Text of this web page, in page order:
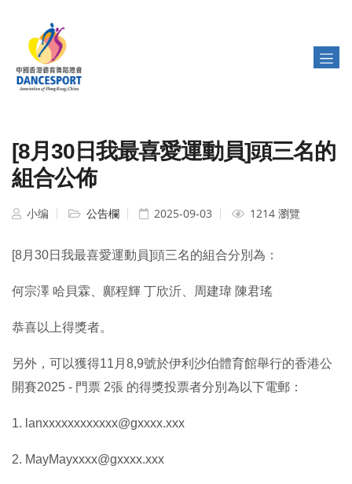
[8月30日我最喜愛運動員]頭三名的
組合公佈
小编 公告欄 2025-09-03 1214 瀏覽
[8月30日我最喜愛運動員]頭三名的組合分別為：
何宗澤 哈貝霖、鄺程輝 丁欣沂、周建瑋 陳君瑤
恭喜以上得獎者。
另外，可以獲得11月8,9號於伊利沙伯體育館舉行的香港公
開賽2025 - 門票 2張 的得獎投票者分別為以下電郵：
1.⁠ ⁠lanxxxxxxxxxxxx@gxxxx.xxx
2.⁠ ⁠MayMayxxxx@gxxxx.xxx